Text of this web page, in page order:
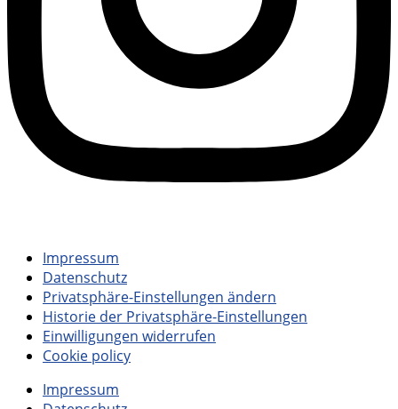
Impressum
Datenschutz
Privatsphäre-Einstellungen ändern
Historie der Privatsphäre-Einstellungen
Einwilligungen widerrufen
Cookie policy
Impressum